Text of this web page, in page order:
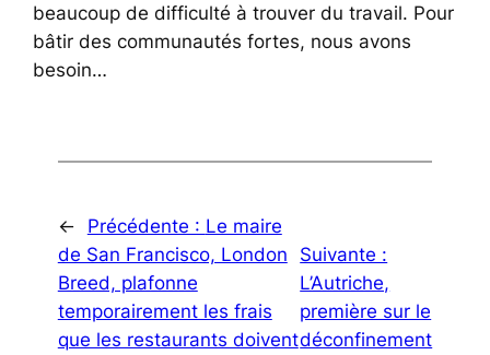
beaucoup de difficulté à trouver du travail. Pour
bâtir des communautés fortes, nous avons
besoin…
← Précédente : Le maire
de San Francisco, London
Breed, plafonne
temporairement les frais
que les restaurants doivent
Suivante :
L’Autriche,
première sur le
déconfinement